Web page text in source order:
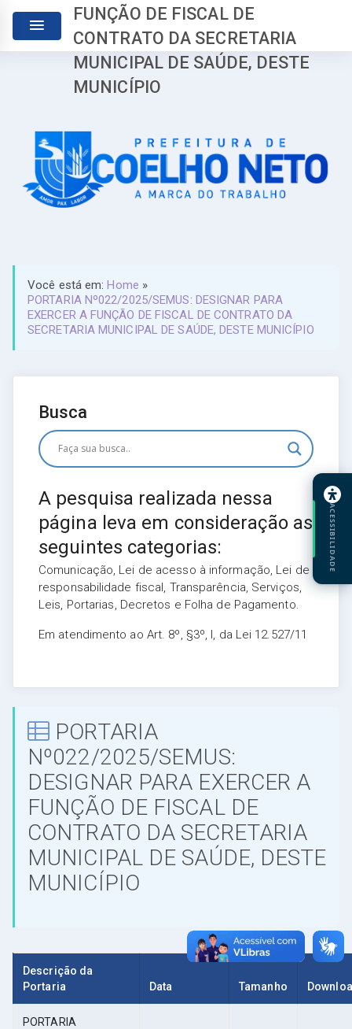
FUNÇÃO DE FISCAL DE
CONTRATO DA SECRETARIA
MUNICIPAL DE SAÚDE, DESTE
MUNICÍPIO
Você está em:Home »
PORTARIA Nº022/2025/SEMUS: DESIGNAR PARA
EXERCER A FUNÇÃO DE FISCAL DE CONTRATO DA
SECRETARIA MUNICIPAL DE SAÚDE, DESTE MUNICÍPIO
Busca
A pesquisa realizada nessa
página leva em consideração as
seguintes categorias:
Comunicação, Lei de acesso à informação, Lei de
responsabilidade fiscal, Transparência, Serviços,
Leis, Portarias, Decretos e Folha de Pagamento.
Em atendimento ao Art. 8º, §3º, I, da Lei 12.527/11
PORTARIA
Nº022/2025/SEMUS:
DESIGNAR PARA EXERCER A
FUNÇÃO DE FISCAL DE
CONTRATO DA SECRETARIA
MUNICIPAL DE SAÚDE, DESTE
MUNICÍPIO
Descrição da
Portaria
Data Tamanho
PORTARIA
ACESSIBILIDADE